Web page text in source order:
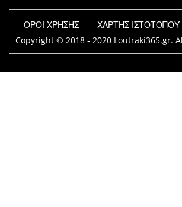
ΟΡΟΙ ΧΡΗΣΗΣ
ΧΑΡΤΗΣ ΙΣΤΟΤΟΠΟΥ
Copyright © 2018 - 2020 Loutraki365.gr.